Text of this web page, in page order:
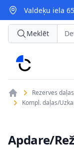
Valdeķu iela 65
CarParts
Meklēt
Rezerves daļas
Kompl. daļas/
Apdare/